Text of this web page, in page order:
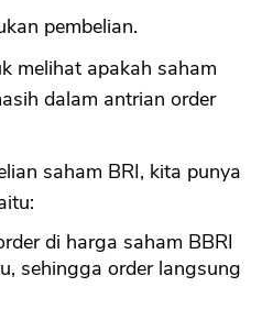
pembelian.
melihat apakah saham
dalam antrian order
saham BRI, kita punya
di harga saham BBRI
sehingga order langsung